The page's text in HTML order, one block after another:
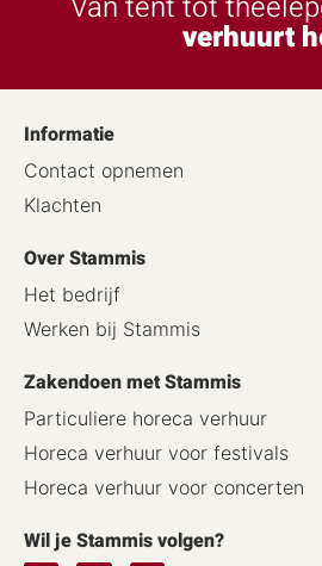
verhuurt
Informatie
Contact opnemen
Klachten
Over Stammis
Het bedrijf
Werken bij Stammis
Zakendoen met Stammis
Particuliere horeca verhuur
Horeca verhuur voor festivals
Horeca verhuur voor concerten
Wil je Stammis volgen?